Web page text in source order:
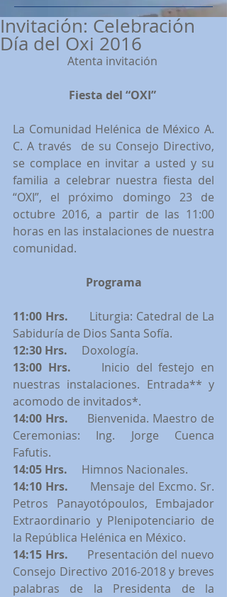
Invitación: Celebración
Día del Oxi 2016
Atenta invitación
Fiesta del “OXI”
La Comunidad Helénica de México A.
C. A través  de su Consejo Directivo,
se complace en invitar a usted y su
familia a celebrar nuestra fiesta del
“OXI”, el próximo domingo 23 de
octubre 2016, a partir de las 11:00
horas en las instalaciones de nuestra
comunidad.
Programa
11:00 Hrs.
     Liturgia: Catedral de La
Sabiduría de Dios Santa Sofía.
12:30 Hrs.
    Doxología.
13:00 Hrs.
    Inicio del festejo en
nuestras instalaciones. Entrada** y
acomodo de invitados*.
14:00 Hrs.
    Bienvenida. Maestro de
Ceremonias: Ing. Jorge Cuenca
Fafutis.
14:05 Hrs.
   Himnos Nacionales.
14:10 Hrs.
     Mensaje del Excmo. Sr.
Petros Panayotópoulos, Embajador
Extraordinario y Plenipotenciario de
la República Helénica en México.
14:15 Hrs.
     Presentación del nuevo
Consejo Directivo 2016-2018 y breves
palabras de la Presidenta de la